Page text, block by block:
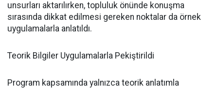
unsurları aktarılırken, topluluk önünde konuşma
sırasında dikkat edilmesi gereken noktalar da örnek
uygulamalarla anlatıldı.
Teorik Bilgiler Uygulamalarla Pekiştirildi
Program kapsamında yalnızca teorik anlatımla